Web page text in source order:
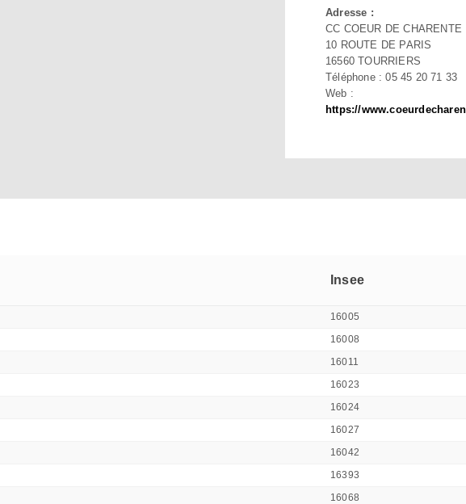
Adresse :
CC COEUR DE CHARENTE
10 ROUTE DE PARIS
16560 TOURRIERS
Téléphone : 05 45 20 71 33
Web :
https://
Insee
16005
16008
16011
16023
16024
16027
16042
16393
16068